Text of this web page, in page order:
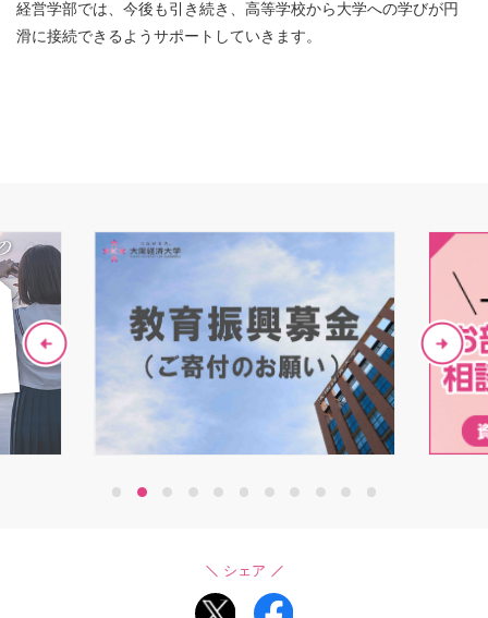
経営学部では、今後も引き続き、高等学校から大学への学びが円
滑に接続できるようサポートしていきます。
2 4 5 7 9
シェア